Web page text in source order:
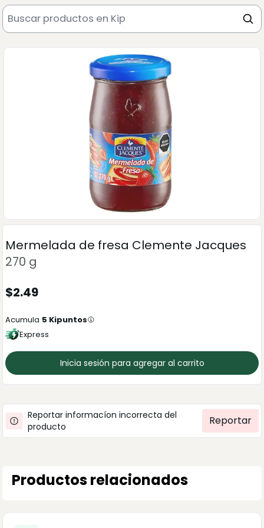
Mermelada de fresa Clemente Jacques
270 g
$2.49
Acumula 5 Kipuntos
Express
Inicia sesión para agregar al carrito
Reportar informacíon incorrecta del
producto
Reportar
Productos relacionados